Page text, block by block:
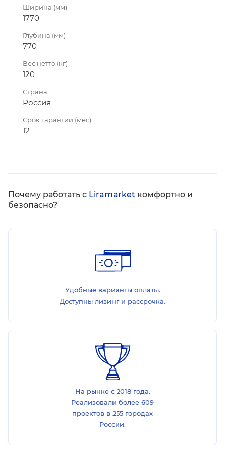
Ширина (мм)
1770
Глубина (мм)
770
Вес нетто (кг)
120
Страна
Россия
Срок гарантии (мес)
12
Почему работать с Liramarket комфортно и
безопасно?
Удобные варианты оплаты.
Доступны лизинг и рассрочка.
На рынке с 2018 года.
Реализовали более 609
проектов в 255 городах
России.